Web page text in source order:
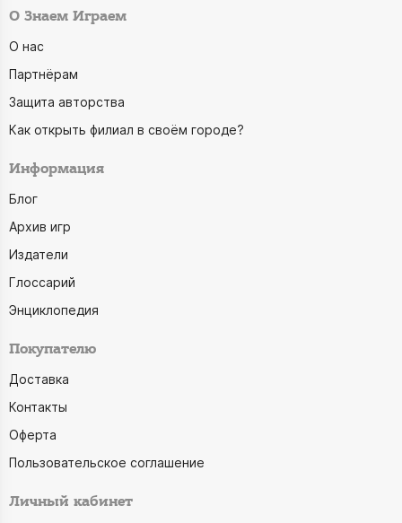
О Знаем Играем
О нас
Партнёрам
Защита авторства
Как открыть филиал в своём городе?
Информация
Блог
Архив игр
Издатели
Глоссарий
Энциклопедия
Покупателю
Доставка
Контакты
Оферта
Пользовательское соглашение
Личный кабинет